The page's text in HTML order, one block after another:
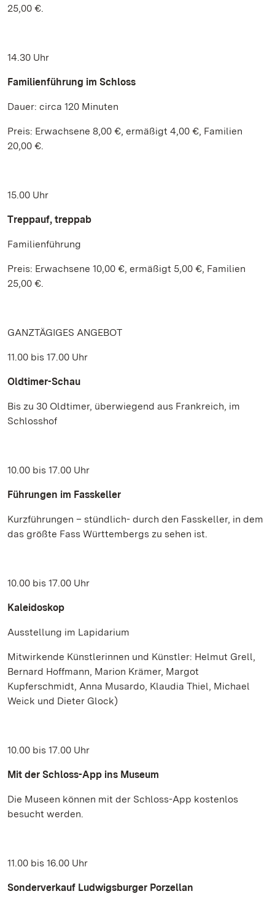
25,00 €.
14.30 Uhr
Familienführung im Schloss
Dauer: circa 120 Minuten
Preis: Erwachsene 8,00 €, ermäßigt 4,00 €, Familien
20,00 €.
15.00 Uhr
Treppauf, treppab
Familienführung
Preis: Erwachsene 10,00 €, ermäßigt 5,00 €, Familien
25,00 €.
GANZTÄGIGES ANGEBOT
11.00 bis 17.00 Uhr
Oldtimer-Schau
Bis zu 30 Oldtimer, überwiegend aus Frankreich, im
Schlosshof
10.00 bis 17.00 Uhr
Führungen im Fasskeller
Kurzführungen – stündlich- durch den Fasskeller, in dem
das größte Fass Württembergs zu sehen ist.
10.00 bis 17.00 Uhr
Kaleidoskop
Ausstellung im Lapidarium
Mitwirkende Künstlerinnen und Künstler: Helmut Grell,
Bernard Hoffmann, Marion Krämer, Margot
Kupferschmidt, Anna Musardo, Klaudia Thiel, Michael
Weick und Dieter Glock)
10.00 bis 17.00 Uhr
Mit der Schloss-App ins Museum
Die Museen können mit der Schloss-App kostenlos
besucht werden.
11.00 bis 16.00 Uhr
Sonderverkauf Ludwigsburger Porzellan